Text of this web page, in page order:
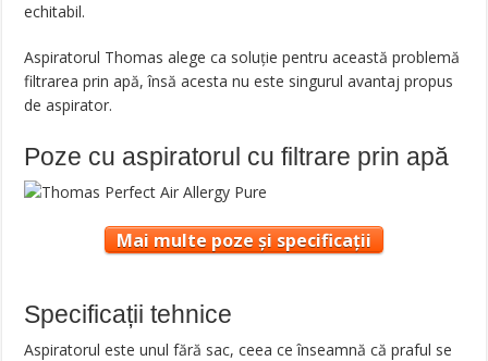
echitabil.
Aspiratorul Thomas alege ca soluţie pentru această problemă
filtrarea prin apă, însă acesta nu este singurul avantaj propus
de aspirator.
Poze cu aspiratorul cu filtrare prin apă
Mai multe poze și specificații
Specificații tehnice
Aspiratorul este unul fără sac, ceea ce înseamnă că praful se